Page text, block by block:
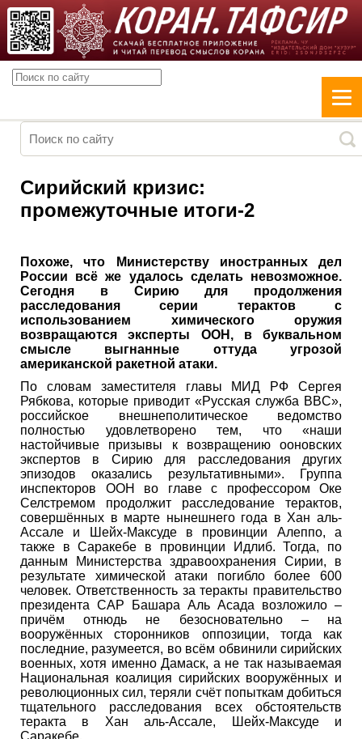
Сирийский кризис:
промежуточные итоги-2
Похоже, что Министерству иностранных дел
России всё же удалось сделать невозможное.
Сегодня в Сирию для продолжения
расследования серии терактов с
использованием химического оружия
возвращаются эксперты ООН, в буквальном
смысле выгнанные оттуда угрозой
американской ракетной атаки.
По словам заместителя главы МИД РФ Сергея
Рябкова, которые приводит «Русская служба BBC»,
российское внешнеполитическое ведомство
полностью удовлетворено тем, что «наши
настойчивые призывы к возвращению ооновских
экспертов в Сирию для расследования других
эпизодов оказались результативными». Группа
инспекторов ООН во главе с профессором Оке
Селстремом продолжит расследование терактов,
совершённых в марте нынешнего года в Хан аль-
Ассале и Шейх-Максуде в провинции Алеппо, а
также в Саракебе в провинции Идлиб. Тогда, по
данным Министерства здравоохранения Сирии, в
результате химической атаки погибло более 600
человек. Ответственность за теракты правительство
президента САР Башара Аль Асада возложило –
причём отнюдь не безосновательно – на
вооружённых сторонников оппозиции, тогда как
последние, разумеется, во всём обвинили сирийских
военных, хотя именно Дамаск, а не так называемая
Национальная коалиция сирийских вооружённых и
революционных сил, теряли счёт попыткам добиться
тщательного расследования всех обстоятельств
теракта в Хан аль-Ассале, Шейх-Максуде и
Саракебе.